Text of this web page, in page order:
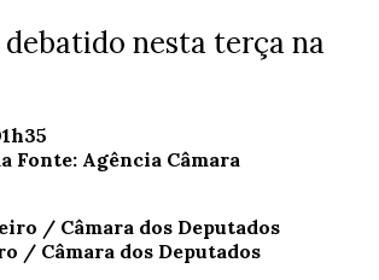
nesta terça na
Fonte: Agência Câmara
/ Câmara dos Deputados